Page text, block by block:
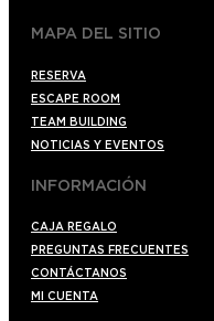
MAPA DEL SITIO
RESERVA
ESCAPE ROOM
TEAM BUILDING
NOTICIAS Y EVENTOS
INFORMACIÓN
CAJA REGALO
PREGUNTAS FRECUENTES
CONTÁCTANOS
MI CUENTA